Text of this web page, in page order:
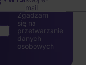
mail
Zgadzam
się na
przetwarzanie
danych
osobowych